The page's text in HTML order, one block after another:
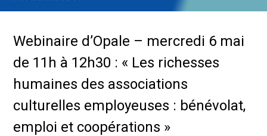
Webinaire d’Opale – mercredi 6 mai
de 11h à 12h30 : « Les richesses
humaines des associations
culturelles employeuses : bénévolat,
emploi et coopérations »